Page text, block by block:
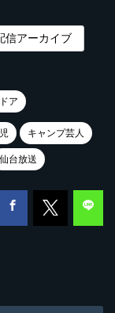
信アーカイブ
ア
キャンプ芸人
仙台放送